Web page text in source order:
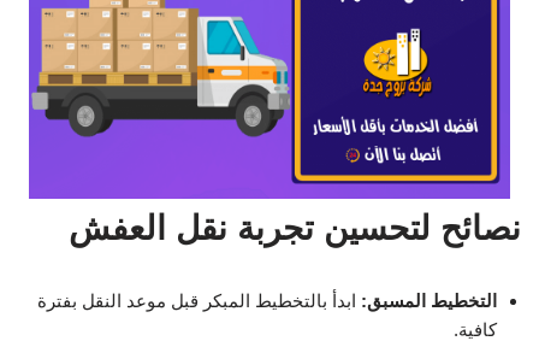
نصائح لتحسين تجربة نقل العفش
التخطيط المسبق: ابدأ بالتخطيط المبكر قبل موعد النقل بفترة
كافية.